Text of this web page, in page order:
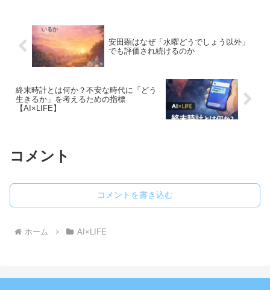
安田顕はなぜ「水曜どうでしょう以外」
でも評価され続けるのか
終末時計とは何か？不安な時代に「どう
生きるか」を考えるための指標
【AI×LIFE】
コメント
コメントを書き込む
ホーム AI×LIFE